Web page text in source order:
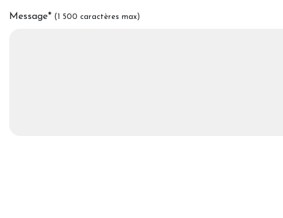
Message* (1 500 caractères max)